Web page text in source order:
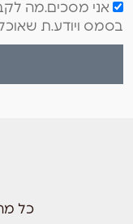
אני מסכים.מה
בסמס ויודע.ת
כל